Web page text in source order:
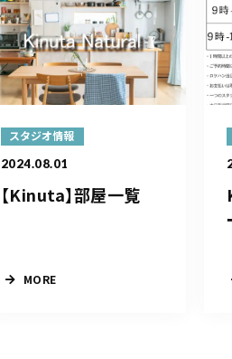
スタジオ情報
2024.08.01
【Kinuta】部屋一覧
MORE